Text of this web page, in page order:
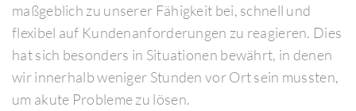
maßgeblich zu unserer Fähigkeit bei, schnell und
flexibel auf Kundenanforderungen zu reagieren. Dies
hat sich besonders in Situationen bewährt, in denen
wir innerhalb weniger Stunden vor Ort sein mussten,
um akute Probleme zu lösen.